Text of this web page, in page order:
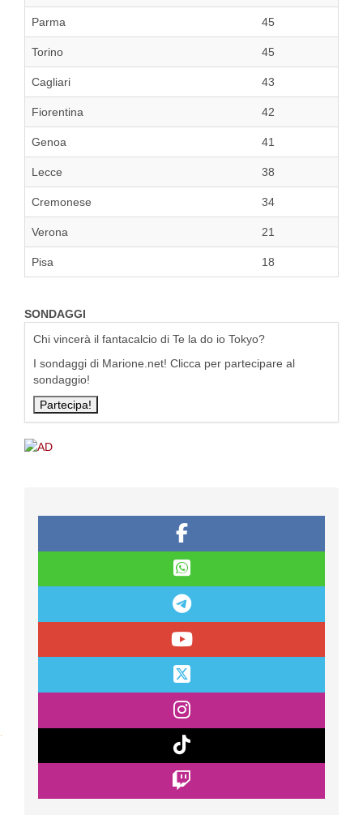
Parma 45
Torino 45
Cagliari 43
Fiorentina 42
Genoa 41
Lecce 38
Cremonese 34
Verona 21
Pisa 18
SONDAGGI
Chi vincerà il fantacalcio di Te la do io Tokyo?
I sondaggi di Marione.net! Clicca per partecipare al
sondaggio!